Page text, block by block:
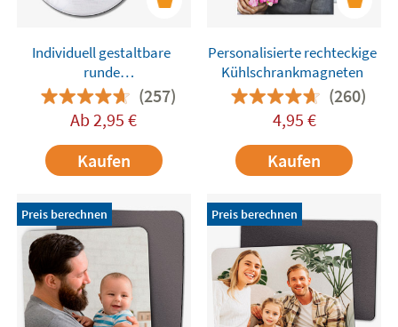
Individuell gestaltbare
runde
Kühlschrankmagnete 3,8
cm
(257)
Ab 2,95 €
Kaufen
Personalisierte rechteckige
Kühlschrankmagneten
(260)
4,95 €
Kaufen
Preis berechnen Preis berechnen